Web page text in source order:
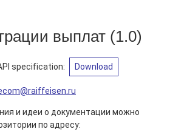
выплат (1.0)
specification: Download
и идеи о документации можно
по адресу: